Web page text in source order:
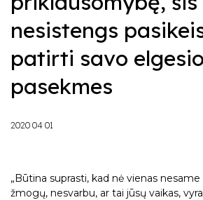
Lina Matutytė
Liudvikas Lazauskas
Marius Karnickas
Dalia Minialgienė
Edgaras Čiūras
Jūratė Girdziušaitė
Karolis Didžiokas
Kristina Lašaitė
Vilija Narbutienė
Daiva Pupšytė
Dalia Minialgienė
Darja Rojaka
Gintarė Jonutienė
Neringa Jūrelienė
Vaikų ir paauglių
Dalia Minialgienė
Gintarė Jonutienė
Rūta Šileikienė
Vaikų ir paauglių
Renata Kurlytė
nesistengs
patirti savo elgesio
pasekmes
2020 04 01
„Būtina suprasti, kad nė vienas
žmogų, nesvarbu, ar tai jūsų vaikas,